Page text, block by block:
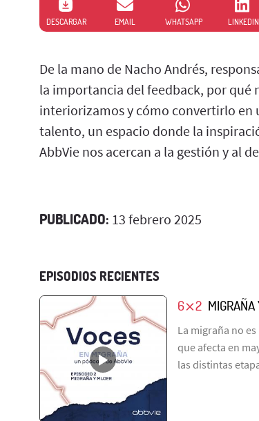
DESCARGAR EMAIL WHATSAPP LINKEDIN
De la mano de Nacho Andrés,
la importancia del feedback, por qué
interiorizamos y cómo convertirlo en
talento, un espacio donde la
AbbVie nos acercan a la gestión y al
PUBLICADO: 13 febrero 2025
EPISODIOS RECIENTES
6⨯2
La migraña no
que afecta en
las distintas